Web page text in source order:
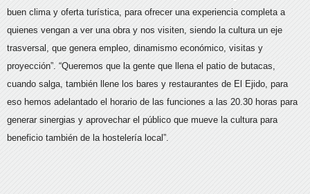
buen clima y oferta turística, para ofrecer una experiencia completa a
quienes vengan a ver una obra y nos visiten, siendo la cultura un eje
trasversal, que genera empleo, dinamismo económico, visitas y
proyección”. “Queremos que la gente que llena el patio de butacas,
cuando salga, también llene los bares y restaurantes de El Ejido, para
eso hemos adelantado el horario de las funciones a las 20.30 horas para
generar sinergias y aprovechar el público que mueve la cultura para
beneficio también de la hostelería local”.